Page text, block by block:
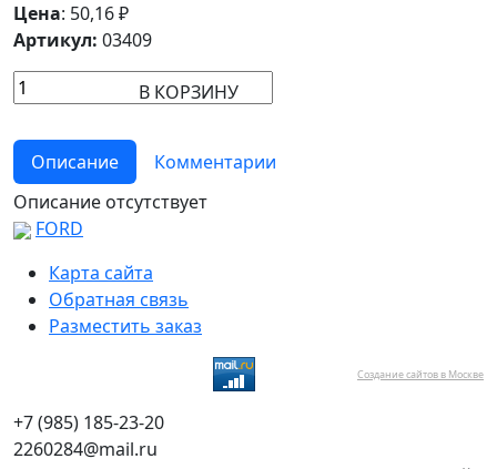
Цена: 50,16₽
Артикул: 03409
В КОРЗИНУ
Описание
Комментарии
Описание отсутствует
FORD
Карта сайта
Обратная связь
Разместить заказ
Создание сайтов в Москве
+7 (985) 185-23-20
2260284@mail.ru